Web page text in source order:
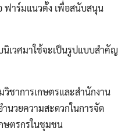
ฟาร์มแนวตั้ง เพื่อสนับสนุน
นิเวศมาใช้จะเป็นรูปแบบสำคัญ
ชาการเกษตรและสำนักงาน
นวยความสะดวกในการจัด
ษตรกรในชุมชน